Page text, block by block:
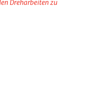
Dreharbeiten zu